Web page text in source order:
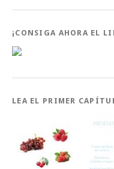
¡CONSIGA AHORA EL
LEA EL PRIMER